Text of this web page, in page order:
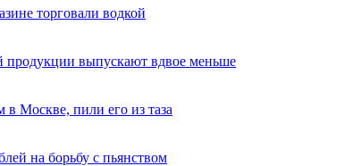
торговали водкой
продукции выпускают вдвое меньше
в Москве, пили его из таза
на борьбу с пьянством